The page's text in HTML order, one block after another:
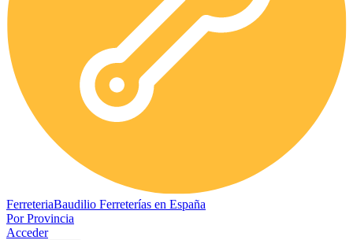
FerreteriaBaudilio Ferreterías en España
Por Provincia
Acceder